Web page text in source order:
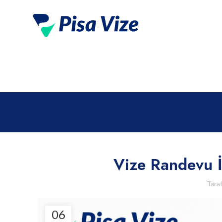
Vize Randevu
06